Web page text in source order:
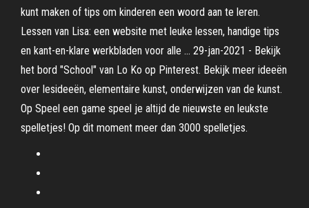
kunt maken of tips om kinderen een woord aan te leren.
Lessen van Lisa: een website met leuke lessen, handige tips
en kant-en-klare werkbladen voor alle … 29-jan-2021 - Bekijk
het bord "School" van Lo Ko op Pinterest. Bekijk meer ideeën
over lesideeën, elementaire kunst, onderwijzen van de kunst.
Op Speel een game speel je altijd de nieuwste en leukste
spelletjes! Op dit moment meer dan 3000 spelletjes.